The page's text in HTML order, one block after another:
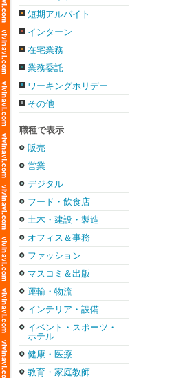
短期アルバイト
インターン
在宅業務
業務委託
ワーキングホリデー
その他
職種で表示
販売
営業
デジタル
フード・飲食店
土木・建設・製造
オフィス＆事務
ファッション
マスコミ＆出版
運輸・物流
インテリア・設備
イベント・スポーツ・
ホテル
健康・医療
教育・家庭教師